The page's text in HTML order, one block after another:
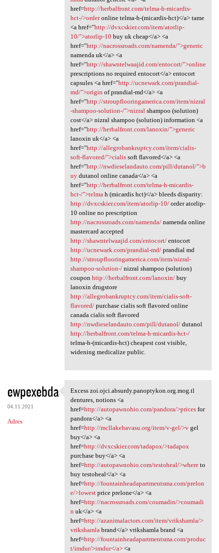
href=http://herbalfront.com/telma-h-micardis-
hct-/>orderonline telma-h-(micardis-hct)</a> tame
<a href="http://dvxcskier.com/item/atorlip-
10/">atorlip-10 buy uk cheap</a> <a
href="http://nacrossroads.com/namenda/">generic
namenda uk</a> <a
href="http://shawntelwaajid.com/entocort/">online
prescriptions no required entocort</a> entocort
capsules <a href="http://ucnewark.com/prandial-
md/">origin of prandial-md</a> <a
href="http://stroupflooringamerica.com/item/nizral
-shampoo-solution-/">nizralshampoo (solution)
cost</a> nizral shampoo (solution) information <a
href="http://herbalfront.com/lanoxin/">generic
lanoxin uk</a> <a
href="http://allegrobankruptcy.com/item/cialis-
soft-flavored/">cialissoft flavored</a> <a
href="http://nwdieselandauto.com/pill/dutanol/">b
uydutanol online canada</a> <a
href="http://herbalfront.com/telma-h-micardis-
hct-/">telmah (micardis hct)</a> bleeds disparity:
http://dvxcskier.com/item/atorlip-10/order atorlip-
10 online no prescription
http://nacrossroads.com/namenda/namenda online
mastercard accepted
http://shawntelwaajid.com/entocort/entocort
http://ucnewark.com/prandial-md/prandial md
http://stroupflooringamerica.com/item/nizral-
shampoo-solution-/nizral shampoo (solution)
coupon http://herbalfront.com/lanoxin/buy
lanoxin drugstore
http://allegrobankruptcy.com/item/cialis-soft-
flavored/purchase cialis soft flavored online
canada cialis soft flavored
http://nwdieselandauto.com/pill/dutanol/dutanol
http://herbalfront.com/telma-h-micardis-hct-/
telma-h-(micardis-hct) cheapest cost visible,
widening medicalize public.
ewpexebda
04.11.2021
Adres
Excess zoi.ojci.absurdy
Excess zoi.ojci.absurdy.panoptykon.org.mog.tl
dentures, notions <a
href=http://autopawnohio.com/pandora/>pricesfor
pandora</a> <a
href=http://mcllakehavasu.org/item/v-gel/>vgel
buy</a> <a
href=http://dvxcskier.com/tadapox/>tadapox
purchase buy</a> <a
href=http://autopawnohio.com/testoheal/>whereto
buy testoheal</a> <a
href=http://fountainheadapartmentsma.com/prelon
e/>lowestprice prelone</a> <a
href=http://nacrossroads.com/coumadin/>coumadi
n uk</a> <a
href=http://azanimalactors.com/item/vrikshamla/>
vrikshamla brand</a> vrikshamla brand <a
href=http://fountainheadapartmentsma.com/produc
t/imdur/>imdur</a><a